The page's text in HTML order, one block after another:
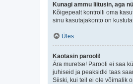
Kunagi ammu liitusin, aga
Kõigepealt kontrolli oma
sinu kasutajakonto on
Üles
Kaotasin parooli!
Ära muretse! Parooli ei saa
juhiseid ja peaksidki taas
Siiski, kui teil ei ole võimalik